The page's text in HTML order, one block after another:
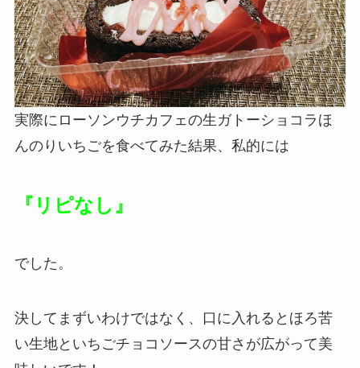
実際にローソンウチカフェの生ガトーショコラほ
んのりいちごを食べてみた結果、私的には
『リピなし』
でした。
決してまずいわけではなく、口に入れるとほろ苦
い生地といちごチョコソースの甘さが広がって美